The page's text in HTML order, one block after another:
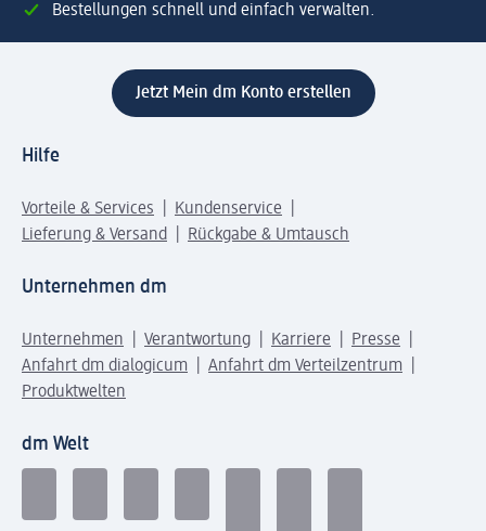
Bestellungen schnell und einfach verwalten.
Jetzt Mein dm Konto erstellen
Hilfe
Vorteile & Services
Kundenservice
Lieferung & Versand
Rückgabe & Umtausch
Unternehmen dm
Unternehmen Verantwortung Karriere
Presse
Anfahrt dm dialogicum
Anfahrt dm Verteilzentrum
Produktwelten
dm Welt